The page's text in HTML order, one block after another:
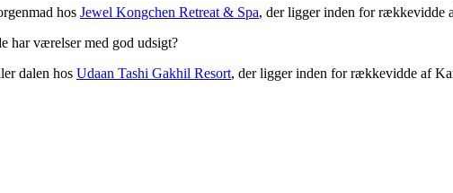
hos Jewel Kongchen Retreat & Spa, der ligger inden for rækkevidde
har værelser med god udsigt?
dalen hos Udaan Tashi Gakhil Resort, der ligger inden for rækkevidde af